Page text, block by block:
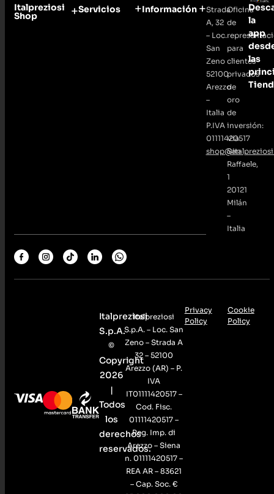
Italpreziosi
Shop
Servicios Información
Strada
A, 32
– Loc.
San
Zeno
52100
Arezzo
–
Italia
P.IVA
01111420517
Oficina
de
para
clientes
privados
de
oro
de
inversión:
Via
San
Raffaele,
1
20121
Milán
–
Italia
la
app
las
Italpreziosi
S.p.A.
©
Copyright
2026
|
Todos
los
derechos
reservados.
Italpreziosi
S.p.A. – Loc. San
Zeno – Strada A
32 – 52100
Arezzo (AR) – P.
IVA
IT01111420517 –
Cod. Fisc.
01111420517 –
Reg. Imp. di
Arezzo – Siena
n. 01111420517 –
REA AR – 83621
– Cap. Soc. €
Privacy
Policy
Cookie
Policy